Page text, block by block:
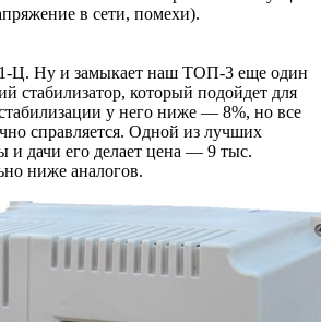
в сети, помехи).
Ц. Ну и замыкает наш ТОП-3 еще один
стабилизатор, который подойдет для
у него ниже — 8%, но все
справляется. Одной из лучших
и дачи его делает цена — 9 тыс.
ниже аналогов.